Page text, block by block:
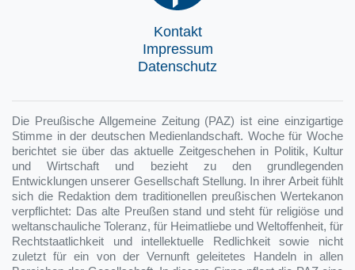
Kontakt
Impressum
Datenschutz
Die Preußische Allgemeine Zeitung (PAZ) ist eine einzigartige
Stimme in der deutschen Medienlandschaft. Woche für Woche
berichtet sie über das aktuelle Zeitgeschehen in Politik, Kultur
und Wirtschaft und bezieht zu den grundlegenden
Entwicklungen unserer Gesellschaft Stellung. In ihrer Arbeit fühlt
sich die Redaktion dem traditionellen preußischen Wertekanon
verpflichtet: Das alte Preußen stand und steht für religiöse und
weltanschauliche Toleranz, für Heimatliebe und Weltoffenheit, für
Rechtstaatlichkeit und intellektuelle Redlichkeit sowie nicht
zuletzt für ein von der Vernunft geleitetes Handeln in allen